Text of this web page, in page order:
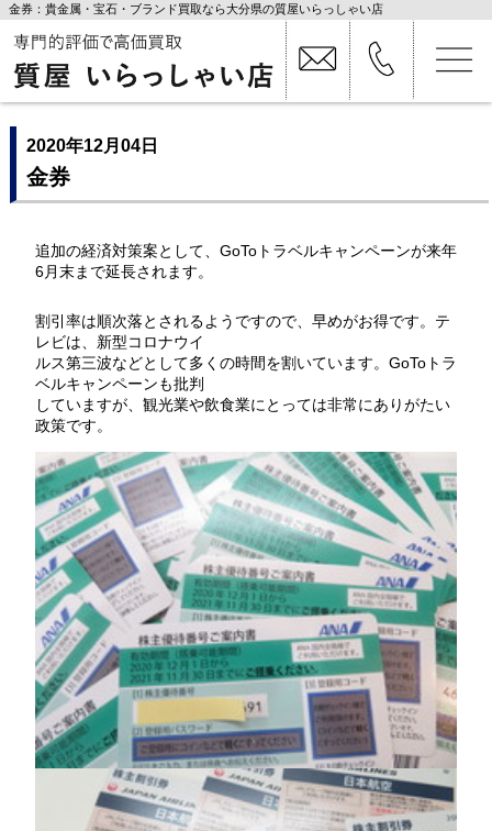
金券：貴金属・宝石・ブランド買取なら大分県の質屋いらっしゃい店
2020年12月04日
金券
追加の経済対策案として、GoToトラベルキャンペーンが来年
6月末まで延長されます。
割引率は順次落とされるようですので、早めがお得です。テ
レビは、新型コロナウイ
ルス第三波などとして多くの時間を割いています。GoToトラ
ベルキャンペーンも批判
していますが、観光業や飲食業にとっては非常にありがたい
政策です。